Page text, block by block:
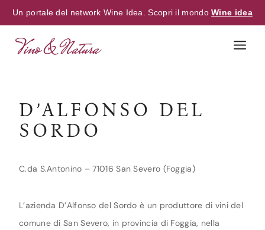
Un portale del network Wine Idea. Scopri il mondoWine idea
D’ALFONSO DEL
SORDO
C.da S.Antonino – 71016 San Severo (Foggia)
L’azienda D’Alfonso del Sordo è un produttore di vini del
comune di San Severo, in provincia di Foggia, nella